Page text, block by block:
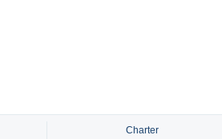
Charter